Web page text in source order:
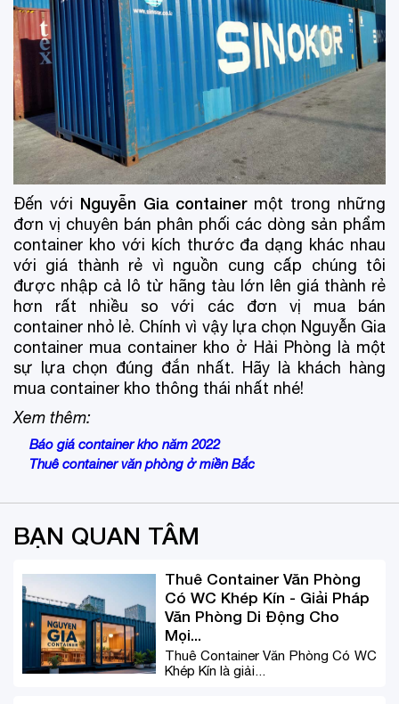
Đến với Nguyễn Gia containermột trong những
đơn vị chuyên bán phân phối các dòng sản phẩm
container kho với kích thước đa dạng khác nhau
với giá thành rẻ vì nguồn cung cấp chúng tôi
được nhập cả lô từ hãng tàu lớn lên giá thành rẻ
hơn rất nhiều so với các đơn vị mua bán
container nhỏ lẻ. Chính vì vậy lựa chọn Nguyễn Gia
container mua container kho ở Hải Phòng là một
sự lựa chọn đúng đắn nhất. Hãy là khách hàng
mua container kho thông thái nhất nhé!
Xem thêm:
Báo giá container kho năm 2022
Thuê container văn phòng ở miền Bắc
BẠN QUAN TÂM
Thuê Container Văn Phòng
Có WC Khép Kín - Giải Pháp
Văn Phòng Di Động Cho
Mọi...
Thuê Container Văn Phòng Có WC
Khép Kín là giải...